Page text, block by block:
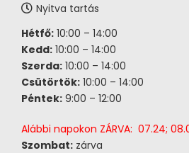
Nyitva tartás
Hétfő: 10:00 – 14:00
Kedd: 10:00 – 14:00
Szerda: 10:00 – 14:00
Csütörtök: 10:00 – 14:00
Péntek: 9:00 – 12:00
Alábbi napokon ZÁRVA: 07.24;
Szombat: zárva